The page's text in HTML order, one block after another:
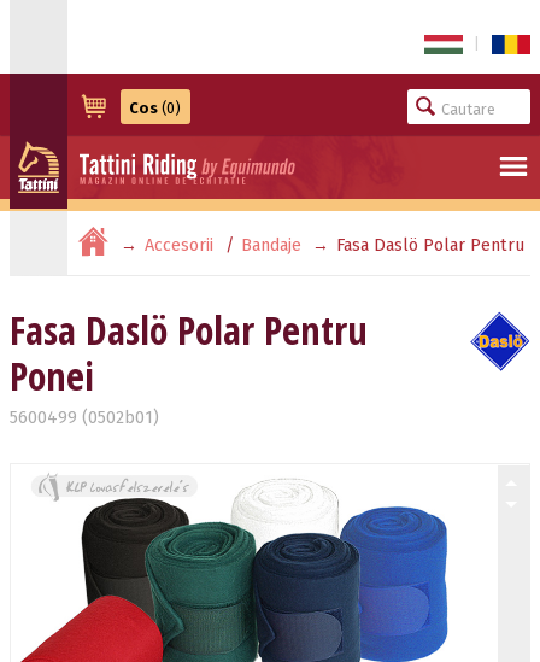
Cos (0)
Accesorii Bandaje Fasa Daslö Polar Pentru
Fasa Daslö Polar Pentru
Ponei
5600499 (0502b01)